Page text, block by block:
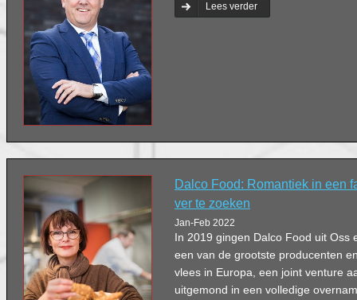
Lees verder
Dalco Food: Romantiek in een
ver te zoeken
Jan-Feb 2022
In 2019 gingen Dalco Food uit Oss
een van de grootste producenten
vlees in Europa, een joint venture
uitgemond in een volledige